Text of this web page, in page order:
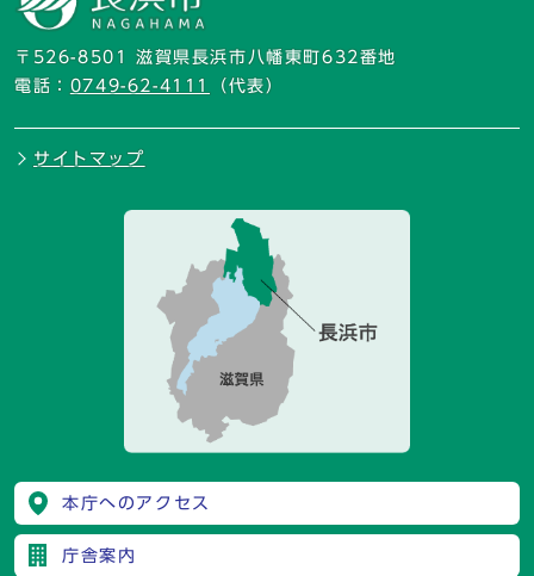
〒526-8501 滋賀県長浜市八幡東町632番地
電話： 0749-62-4111 （代表）
サイトマップ
本庁へのアクセス
庁舎案内